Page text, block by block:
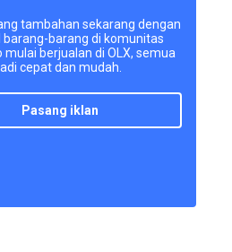
tambahan sekarang dengan
barang-barang di komunitas
mulai berjualan di OLX, semua
cepat dan mudah.
pasang iklan